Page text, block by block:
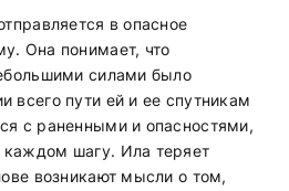
в опасное
Она понимает, что
силами было
всего пути ей и ее спутникам
с раненными и опасностями,
шагу. Ила теряет
возникают мысли о том,